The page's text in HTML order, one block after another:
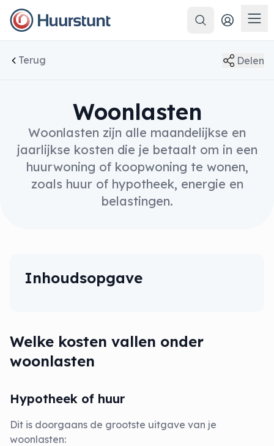
Zoeken
Terug
Delen
Woonlasten
Woonlasten zijn alle maandelijkse en
jaarlijkse kosten die je betaalt om in een
huurwoning of koopwoning te wonen,
zoals huur of hypotheek, energie en
belastingen.
Inhoudsopgave
Welke kosten vallen onder
woonlasten
Hypotheek of huur
Dit is doorgaans de grootste uitgave van je
woonlasten: